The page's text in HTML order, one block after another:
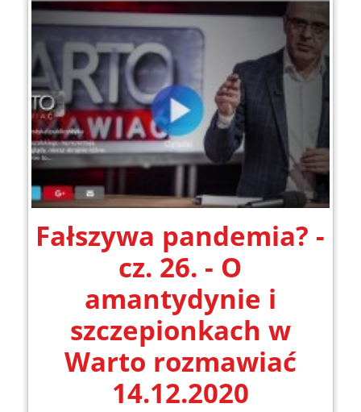
Fałszywa pandemia? -
cz. 26. - O
amantydynie i
szczepionkach w
Warto rozmawiać
14.12.2020